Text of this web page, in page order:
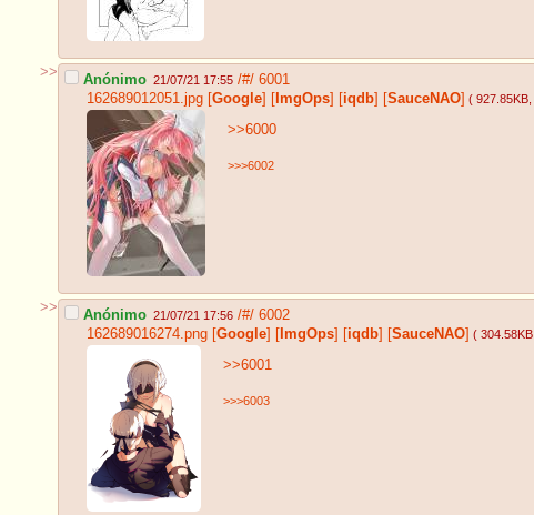
>> Anónimo 21/07/21 17:55 /#/ 6001
162689012051.jpg [Google] [ ImgOps] [iqdb] [SauceNAO] ( 927.85KB
>>6000
>>>6002
>> Anónimo 21/07/21 17:56 /#/ 6002
162689016274.png [Google] [ ImgOps] [iqdb] [SauceNAO] ( 304.58KB
>>6001
>>>6003